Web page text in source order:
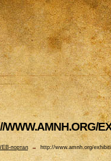
WWW.AMNH.ORG/
портал→ http://www.amnh.org/